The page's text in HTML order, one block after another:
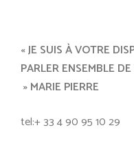
« JE SUIS À VOTRE
PARLER ENSEMBLE
» MARIE PIERRE
tel:+ 33 4 90 95 10 29